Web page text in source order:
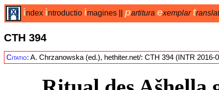
index introductio imagines partitura exemplar t
CTH 394
Citatio: A. Chrzanowska (ed.), hethiter.net/: CTH 394 (INTR 2016-